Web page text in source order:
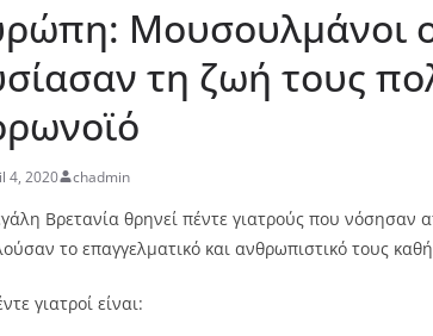
Μουσουλμάνοι
τη ζωή τους
4, 2020 chadmin
Βρετανία θρηνεί πέντε γιατρούς που νόσησαν
το επαγγελματικό και ανθρωπιστικό τους
γιατροί είναι: